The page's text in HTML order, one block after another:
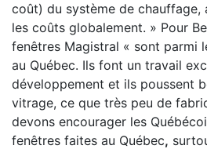
coût) du système de
les coûts globalement. » Pour
fenêtres Magistral « sont parmi
au Québec. Ils font un travail
développement et ils poussent
vitrage, ce que très peu de
devons encourager les
fenêtres faites au Québec,